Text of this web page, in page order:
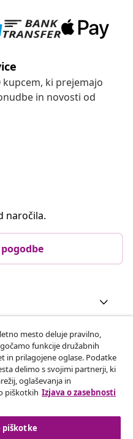
kupcem, ki prejemajo
in novosti od
naročila.
mesto deluje pravilno,
funkcije družabnih
in prilagojene oglase. Podatke
delimo s svojimi partnerji, ki
oglaševanja in
piškotkih Izjava o zasebnosti
piškotke